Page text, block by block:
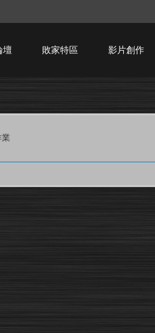
壇 敗家特區 影片創作